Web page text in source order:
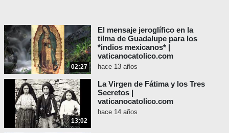
02:27
El mensaje jeroglífico en la
tilma de Guadalupe para los
*indios mexicanos* |
vaticanocatolico.com
hace 13 años
13:02
La Virgen de Fátima y los Tres
Secretos |
vaticanocatolico.com
hace 14 años